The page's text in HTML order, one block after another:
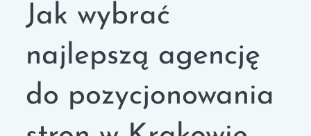
Jak wybrać
najlepszą agencję
do pozycjonowania